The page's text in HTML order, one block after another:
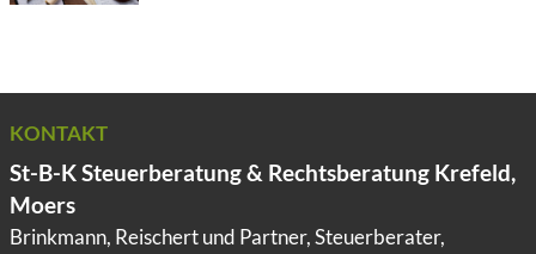
KONTAKT
St-B-K Steuerberatung & Rechtsberatung Krefeld,
Moers
Brinkmann, Reischert und Partner, Steuerberater,